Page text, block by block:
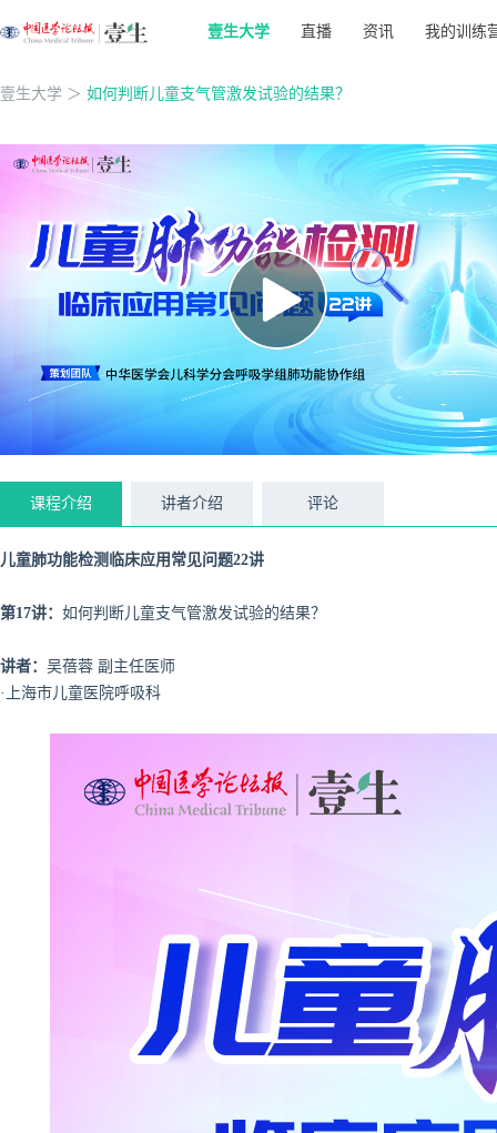
壹生大学 直播 资讯 我的训练
壹生大学 ＞ 如何判断儿童支气管激发试验的结果？
课程介绍 讲者介绍 评论
儿童肺功能检测临床应用常见问题22讲
第17讲： 如何判断儿童支气管激发试验的结果？
讲者： 吴蓓蓉 副主任医师
·上海市儿童医院呼吸科